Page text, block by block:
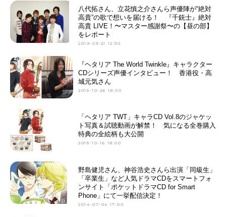
八代拓さん、立花慎之介さんら声優陣が“絶対
高貴”の歌で想いを届ける！ 『千銃士』絶対
高貴 LIVE！〜マスター感謝祭〜の【昼の部】
をレポート
2019-03-21 12:30
『ヘタリア The World Twinkle』キャラクター
CDシリーズ声優インタビュー！ 香港役・高
城元気さん
2015-10-26 18:00
「ヘタリア TWT」キャラCD Vol.8のジャケッ
ト写真＆試聴動画が解禁！ 気になる全巻購入
特典の全絵柄も大公開
2015-10-16 18:00
野島健児さん、神谷浩史さんら出演「同級生」
「卒業生」など人気ドラマCDをスマートフォ
ンサイト「ポケットドラマCD for Smart
Phone」にて一挙配信決定！
2014-07-04 17:00